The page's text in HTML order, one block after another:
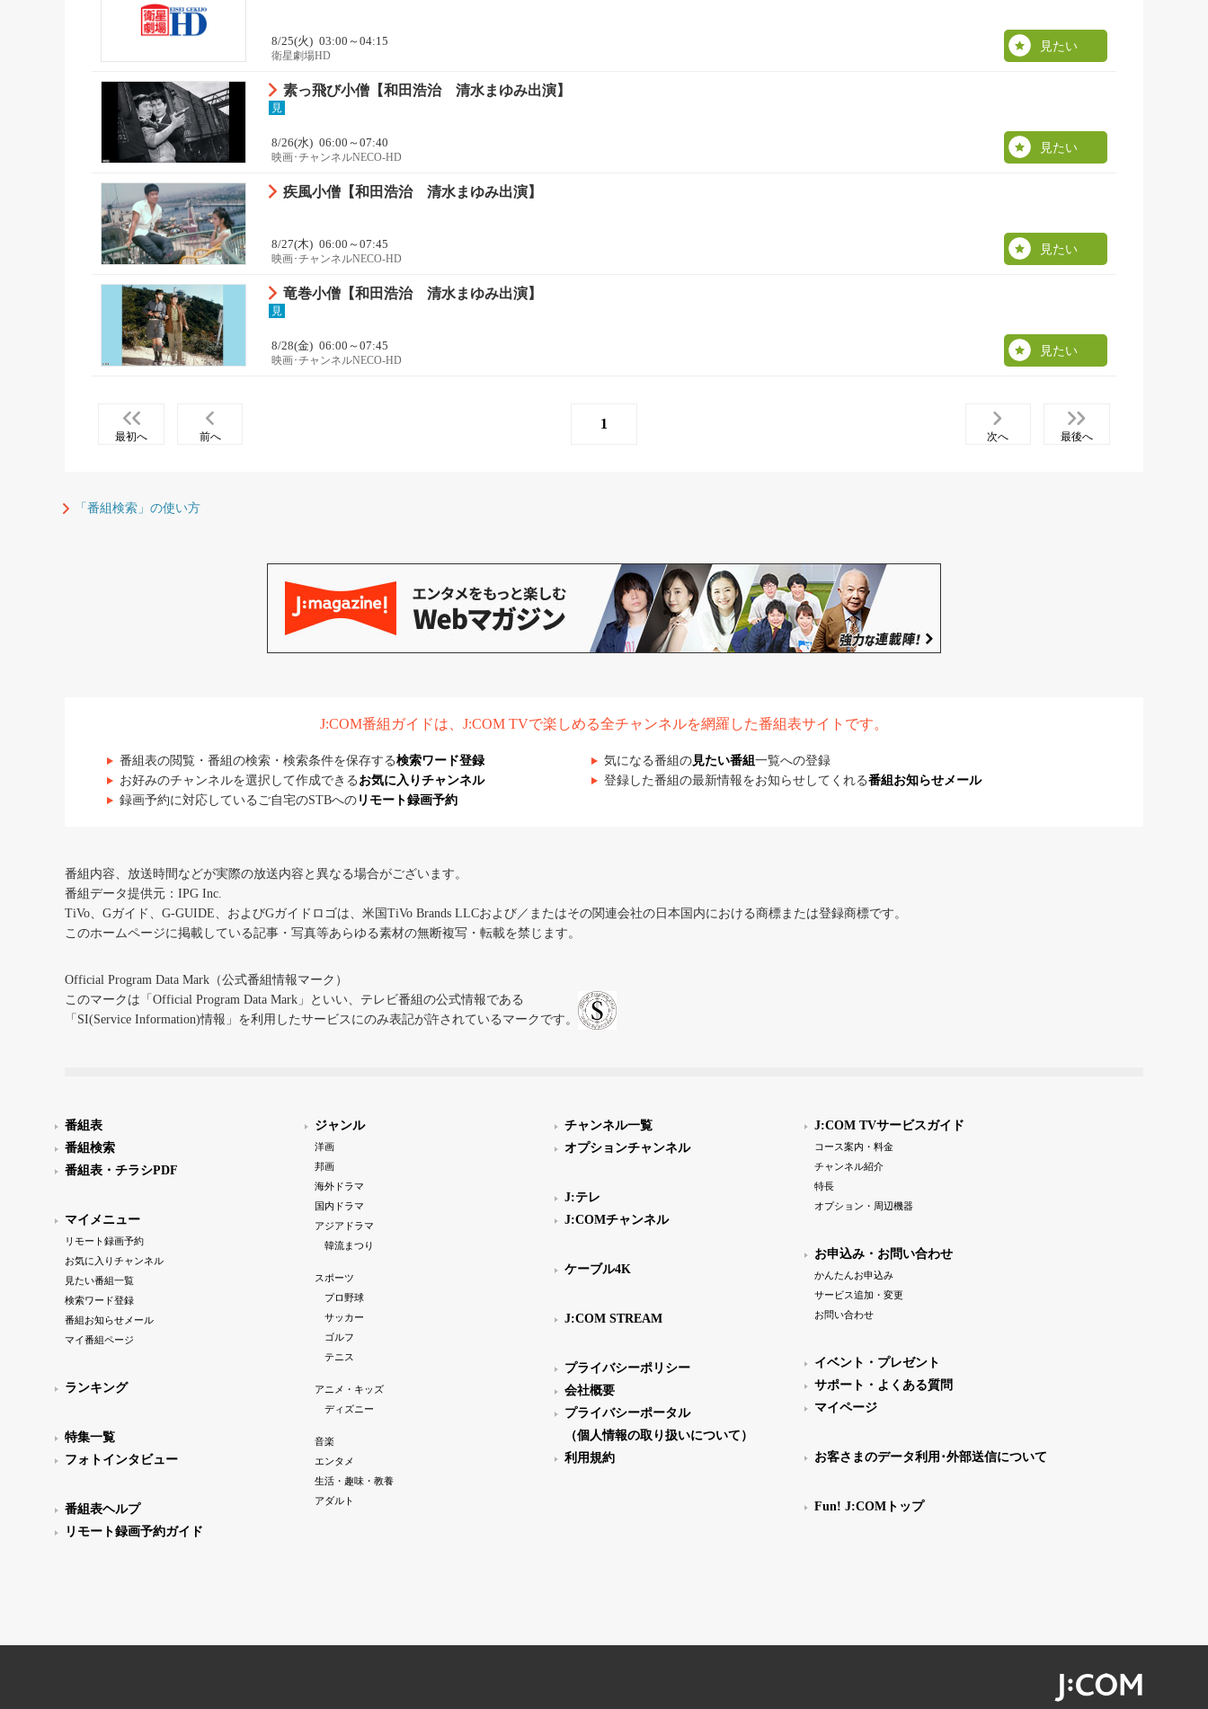
8/25(火) 03:00～04:15
衛星劇場HD
見たい
素っ飛び小僧【和田浩治 清水まゆみ出演】
見
8/26(水) 06:00～07:40
映画･チャンネルNECO-HD
見たい
疾風小僧【和田浩治 清水まゆみ出演】
8/27(木) 06:00～07:45
映画･チャンネルNECO-HD
見たい
竜巻小僧【和田浩治 清水まゆみ出演】
見
8/28(金) 06:00～07:45
映画･チャンネルNECO-HD
見たい
最初へ 前へ
1
次へ 最後へ
「番組検索」の使い方
J:COM番組ガイドは、J:COM TVで楽しめる全チャンネルを網羅した番組表サイトです。
番組表の閲覧・番組の検索・検索条件を保存する検索ワード登録 気になる番組の見たい番組 一覧への登録
お好みのチャンネルを選択して作成できる お気に入りチャンネル 登録した番組の最新情報をお知らせしてくれる番組お知らせメール
録画予約に対応しているご自宅のSTBへの リモート録画予約
番組内容、放送時間などが実際の放送内容と異なる場合がございます。
番組データ提供元：IPG Inc.
TiVo、Gガイド、G-GUIDE、およびGガイドロゴは、米国TiVo Brands LLCおよび／またはその関連会社の日本国内における商標または登録商標です。
このホームページに掲載している記事・写真等あらゆる素材の無断複写・転載を禁じます。
Official Program Data Mark（公式番組情報マーク）
このマークは「Official Program Data Mark」といい、テレビ番組の公式情報である
「SI(Service Information)情報」を利用したサービスにのみ表記が許されているマークです。
番組表
番組検索
番組表・チラシPDF
マイメニュー
リモート録画予約
お気に入りチャンネル
見たい番組一覧
検索ワード登録
番組お知らせメール
マイ番組ページ
ランキング
特集一覧
フォトインタビュー
番組表ヘルプ
リモート録画予約ガイド
ジャンル
洋画
邦画
海外ドラマ
国内ドラマ
アジアドラマ
韓流まつり
スポーツ
プロ野球
サッカー
ゴルフ
テニス
アニメ・キッズ
ディズニー
音楽
エンタメ
生活・趣味・教養
アダルト
チャンネル一覧
オプションチャンネル
J:テレ
J:COMチャンネル
ケーブル4K
J:COM STREAM
プライバシーポリシー
会社概要
プライバシーポータル
（個人情報の取り扱いについて）
利用規約
J:COM TVサービスガイド
コース案内・料金
チャンネル紹介
特長
オプション・周辺機器
お申込み・お問い合わせ
かんたんお申込み
サービス追加・変更
お問い合わせ
イベント・プレゼント
サポート・よくある質問
マイページ
お客さまのデータ利用･外部送信について
Fun! J:COMトップ